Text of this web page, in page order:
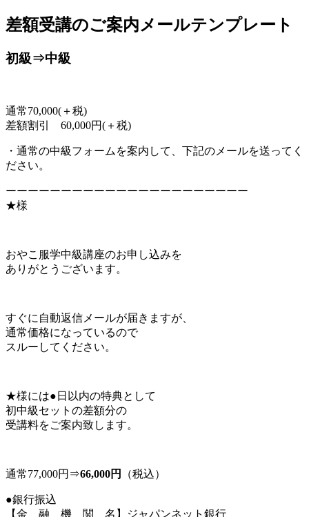
jpca.co
差額受講のご案内メールテンプレート
初級⇒中級
通常70,000(＋税)
差額割引 60,000円(＋税)
・通常の中級フォームを案内して、下記のメールを送ってく
ださい。
ーーーーーーーーーーーーーーーーーーーーーー
★様
おやこ服学中級講座のお申し込みを
ありがとうございます。
すぐに自動返信メールが届きますが、
通常価格になっているので
スルーしてください。
★様には●日以内の特典として
初中級セットの差額分の
受講料をご案内致します。
通常77,000円⇒66,000円 （税込）
●銀行振込
【金 融 機 関 名】ジャパンネット銀行